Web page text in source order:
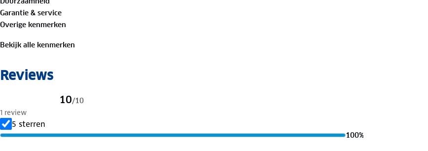
bestemming aan.
Garantie & service
Overige kenmerken
Bekijk alle kenmerken
Reviews
10/10
1 review
5 sterren
100%